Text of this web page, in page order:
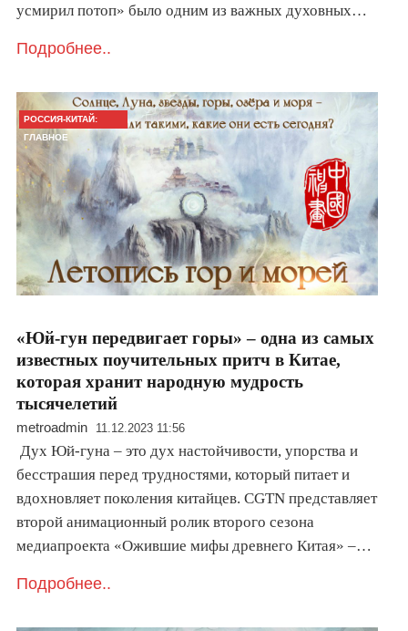
усмирил потоп» было одним из важных духовных…
Подробнее..
РОССИЯ-КИТАЙ:
ГЛАВНОЕ
«Юй-гун передвигает горы» – одна из самых
известных поучительных притч в Китае,
которая хранит народную мудрость
тысячелетий
metroadmin 11.12.2023 11:56
Дух Юй-гуна – это дух настойчивости, упорства и
бесстрашия перед трудностями, который питает и
вдохновляет поколения китайцев. CGTN представляет
второй анимационный ролик второго сезона
медиапроекта «Ожившие мифы древнего Китая» –…
Подробнее..